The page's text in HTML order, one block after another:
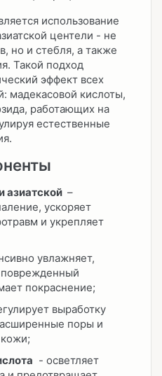
использование
центели - не
но и стебля, а также
Такой подход
эффект всех
мадекасовой кислоты,
работающих на
естественные
азиатской –
ускоряет
и укрепляет
увлажняет,
поврежденный
покраснение;
выработку
поры и
- осветляет